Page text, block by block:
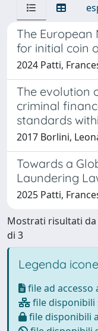
The European
for initial coin
2024 Patti,
The evolution
criminal
standards
2017 Borlini,
Towards a
Laundering
2025 Patti,
Mostrati risultati da
di 3
Legenda icone
file ad accesso
file disponibili
file disponibili